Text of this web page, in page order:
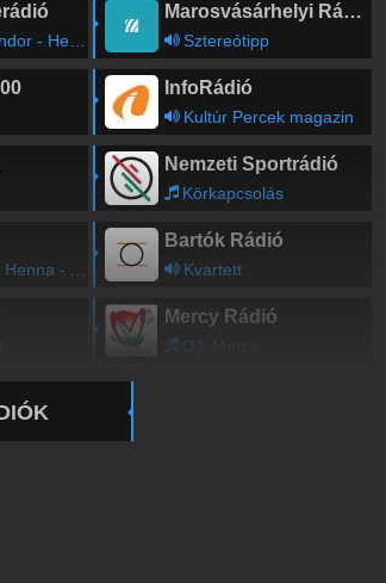
és Busa deák
Marosvásárhelyi Rádió
Sztereótipp
InfoRádió
Kultúr Percek magazin
Nemzeti Sportrádió
Körkapcsolás
a parton
Bartók Rádió
Kvartett
Mercy Rádió
DJ. Mercy